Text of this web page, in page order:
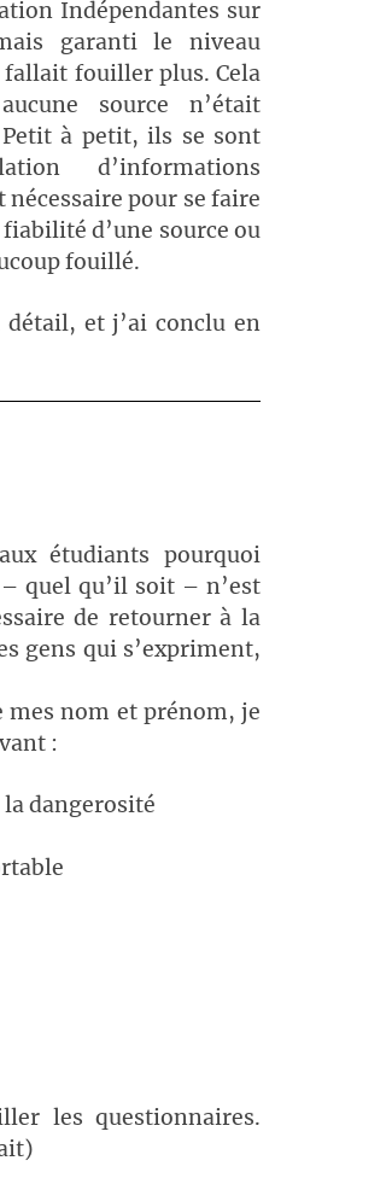
Indépendantes sur
garanti le niveau
fallait fouiller plus. Cela
source n’était
à petit, ils se sont
d’informations
pour se faire
d’une source ou
fouillé.
détail, et j’ai conclu en
étudiants pourquoi
quel qu’il soit – n’est
de retourner à la
gens qui s’expriment,
mes nom et prénom, je
:
la dangerosité
les questionnaires.